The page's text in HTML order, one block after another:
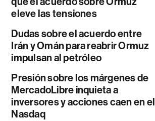
eleve las tensiones
Dudas sobre el acuerdo entre
Irán y Omán para reabrir Ormuz
impulsan al petróleo
Presión sobre los márgenes de
MercadoLibre inquieta a
inversores y acciones caen en el
Nasdaq